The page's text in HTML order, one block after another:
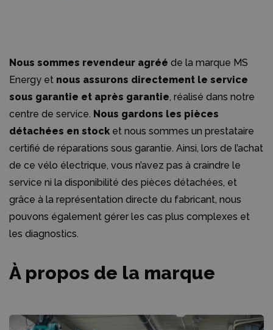
Nous sommes revendeur agréé de la marque MS
Energy et nous assurons directement le service
sous garantie et après garantie, réalisé dans notre
centre de service. Nous gardons les pièces
détachées en stock et nous sommes un prestataire
certifié de réparations sous garantie. Ainsi, lors de l’achat
de ce vélo électrique, vous n’avez pas à craindre le
service ni la disponibilité des pièces détachées, et
grâce à la représentation directe du fabricant, nous
pouvons également gérer les cas plus complexes et
les diagnostics.
À propos de la marque